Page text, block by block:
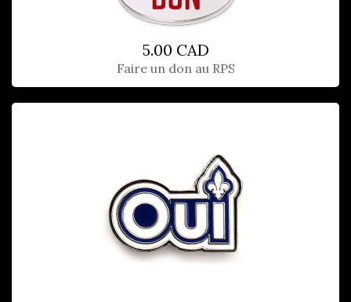
5.00 CAD
Faire un don au RPS